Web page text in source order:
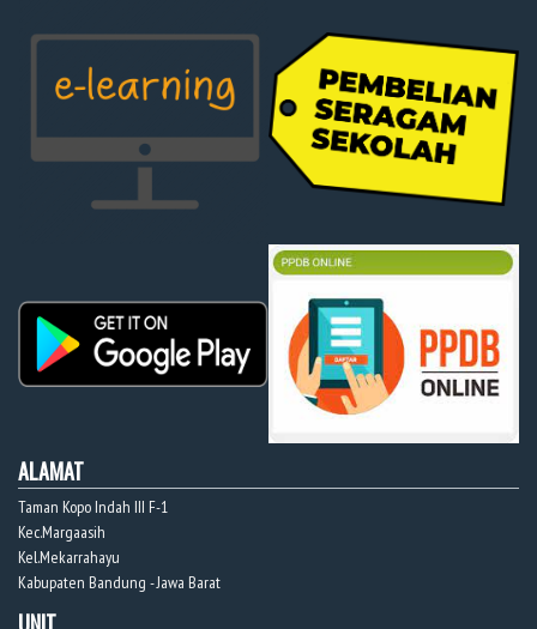
ALAMAT
Taman Kopo Indah III F-1
Kec.Margaasih
Kel.Mekarrahayu
Kabupaten Bandung - Jawa Barat